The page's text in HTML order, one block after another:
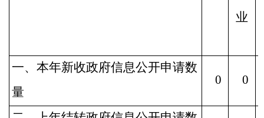
业
一、本年新收政府信息公开申请数
量
0 0